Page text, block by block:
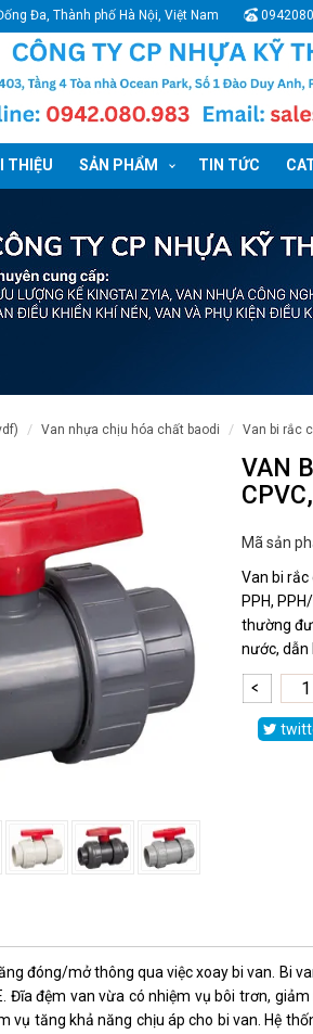
Đa, Thành phố Hà Nội, Việt Nam
THIỆU SẢN PHẨM TIN TỨC
van nhựa chịu hóa chất baodi van bi rắc
VAN
Mã sản
Van bi rắc
PPH,
thường
nước, dẫn
đóng/mở thông qua việc xoay bi van. Bi
Đĩa đệm van vừa có nhiệm vụ bôi trơn,
vụ tăng khả năng chịu áp cho bi van. Hệ